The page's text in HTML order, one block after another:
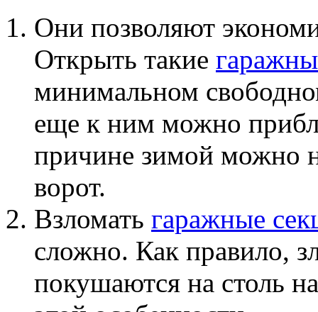
Они позволяют
Открыть такие
минимальном
еще к ним можно
причине зимой можно
ворот.
Взломать гаражные
сложно. Как правило,
покушаются на столь